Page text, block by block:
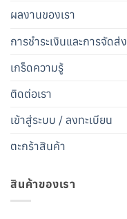
ผลงานของเรา
การชำระเงินและการจัดส่ง
เกร็ดความรู้
ติดต่อเรา
เข้าสู่ระบบ / ลงทะเบียน
ตะกร้าสินค้า
สินค้าของเรา